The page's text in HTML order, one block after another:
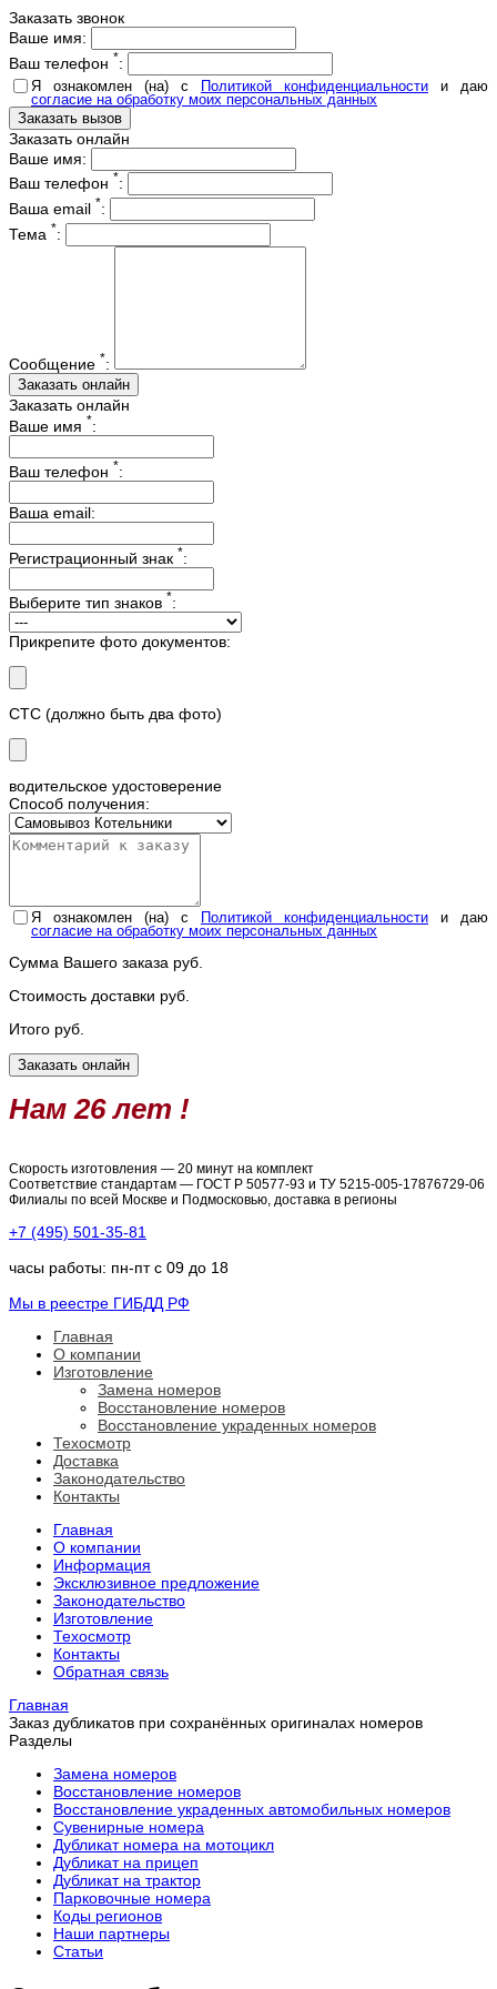
Заказать звонок
Ваше имя:
Ваш телефон *:
Я ознакомлен (на) с Политикой конфиденциальности и даю
согласие на обработку моих персональных данных
Заказать онлайн
Ваше имя:
Ваш телефон *:
Ваша email *:
Тема *:
Сообщение *:
Заказать онлайн
Ваше имя *:
Ваш телефон *:
Ваша email:
Регистрационный знак *:
Выберите тип знаков *:
Прикрепите фото документов:
СТС (должно быть два фото)
водительское удостоверение
Способ получения:
Я ознакомлен (на) с Политикой конфиденциальности и даю
согласие на обработку моих персональных данных
Сумма Вашего заказа руб.
Стоимость доставки руб.
Итого руб.
Нам 26 лет !
Скорость изготовления — 20 минут на комплект
Соответствие стандартам — ГОСТ Р 50577-93 и ТУ 5215-005-17876729-06
Филиалы по всей Москве и Подмосковью, доставка в регионы
+7 (495) 501-35-81
часы работы: пн-пт с 09 до 18
Мы в реестре ГИБДД РФ
Главная
О компании
Изготовление
Замена номеров
Восстановление номеров
Восстановление украденных номеров
Техосмотр
Доставка
Законодательство
Контакты
Главная
О компании
Информация
Эксклюзивное предложение
Законодательство
Изготовление
Техосмотр
Контакты
Обратная связь
Главная
Заказ дубликатов при сохранённых оригиналах номеров
Разделы
Замена номеров
Восстановление номеров
Восстановление украденных автомобильных номеров
Сувенирные номера
Дубликат номера на мотоцикл
Дубликат на прицеп
Дубликат на трактор
Парковочные номера
Коды регионов
Наши партнеры
Статьи